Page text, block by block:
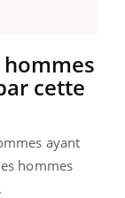
hommes
cette
ayant
hommes